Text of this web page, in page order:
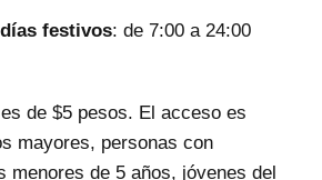
festivos: de 7:00 a 24:00
de $5 pesos. El acceso es
mayores, personas con
menores de 5 años, jóvenes del